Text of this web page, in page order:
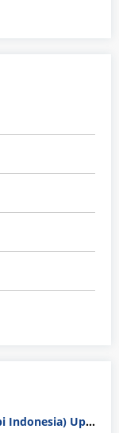
Gaji Karyawan PT KAI (Kereta Api Indonesia) Update 2025